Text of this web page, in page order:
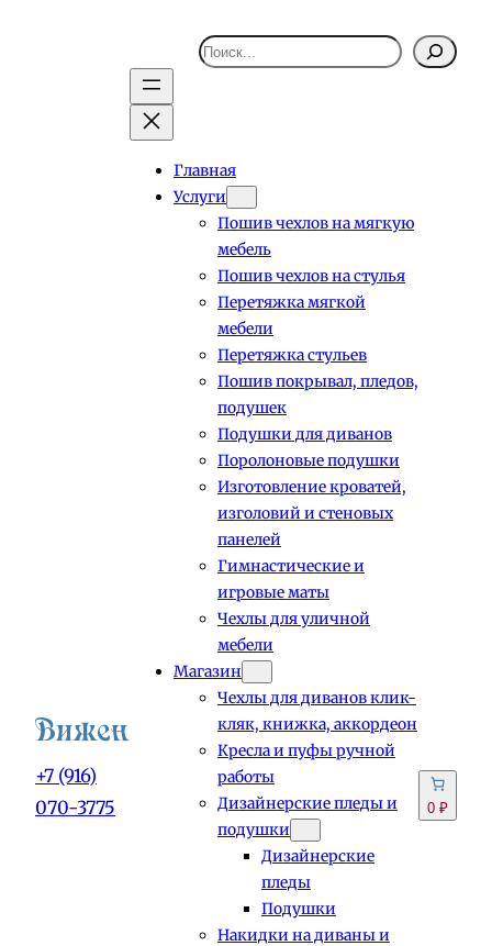
+7 (916)
070-3775
Поиск
Главная
Услуги
Пошив чехлов на мягкую
мебель
Пошив чехлов на стулья
Перетяжка мягкой
мебели
Перетяжка стульев
Пошив покрывал, пледов,
подушек
Подушки для диванов
Поролоновые подушки
Изготовление кроватей,
изголовий и стеновых
панелей
Гимнастические и
игровые маты
Чехлы для уличной
мебели
Магазин
Чехлы для диванов клик-
кляк, книжка, аккордеон
Кресла и пуфы ручной
работы
Дизайнерские пледы и
подушки
Дизайнерские
пледы
Подушки
Накидки на диваны и
0 ₽